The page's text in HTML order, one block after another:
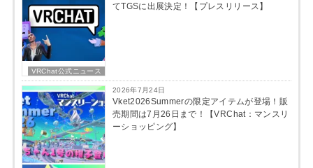
VRChat公式ニュース
てTGSに出展決定！【プレスリリース】
2026年7月24日
Vket2026Summerの限定アイテムが登場！販
売期間は7月26日まで！【VRChat：マンスリ
ーショッピング】